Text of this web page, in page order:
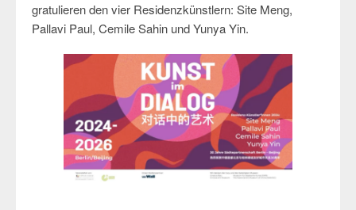
gratulieren den vier Residenzkünstlern: Site Meng,
Pallavi Paul, Cemile Sahin und Yunya Yin.